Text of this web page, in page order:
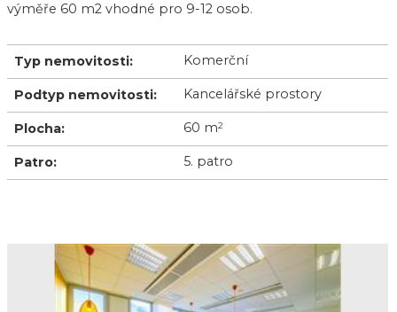
výměře 60 m2 vhodné pro 9-12 osob.
Typ nemovitosti: Komerční
Podtyp nemovitosti: Kancelářské prostory
Plocha: 60 m2
Patro: 5. patro